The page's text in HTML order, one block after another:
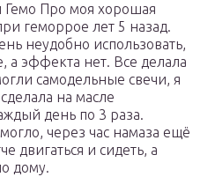
Гемо Про моя хорошая
геморрое лет 5 назад.
неудобно использовать,
а эффекта нет. Все делала
самодельные свечи, я
на масле
день по 3 раза.
через час намаза ещё
двигаться и сидеть, а
дому.